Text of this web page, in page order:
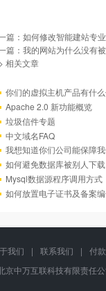
篇： 如何修改智能建站专
篇： 我的网站为什么没有
相关文章
你们的虚拟主机产品有什
Apache 2.0 新功能概览
垃圾信件专题
中文域名FAQ
我想知道你们公司能保障
如何避免数据库被别人下
Mysql数据源程序调用方
如何放置电子证书及备案
我们 | 联系我们 |
付
京中万互联科技有限责任